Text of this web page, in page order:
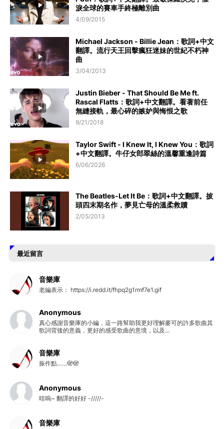
淚全球的賽車手終極離別曲
4/09/2015
Michael Jackson - Billie Jean：歌詞+中文
翻譯。流行天王回擊瘋狂迷妹的世紀不朽神
曲
3/04/2013
Justin Bieber - That Should Be Me ft.
Rascal Flatts：歌詞+中文翻譯。看著前任
無縫接軌，最心碎的嫉妒與悔恨之歌
9/21/2018
Taylor Swift - I Knew It, I Knew You：歌詞
+中文翻譯。牛仔女郎翠絲的溫馨重逢詩篇
6/06/2026
The Beatles-Let It Be：歌詞+中文翻譯。披
頭四末期名作，夢見亡母的溫柔救贖
2/05/2013
最近留言
音樂庫
老編表示： https://i.redd.it/fhpq2g1rmf7e1.gif
Anonymous
真心感謝音樂庫的小編，這一路幫助我更好理解麥可的許多歌曲其
歌詞背後的意義，更好的感受歌曲的意境，以及...
音樂庫
振作點……🫣🫣
Anonymous
哇嗚~ 翻譯的好好 -/////-
音樂庫